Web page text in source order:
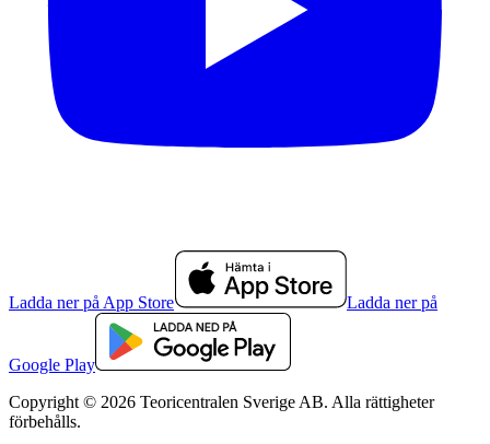
Ladda ner på App Store Ladda ner på
Google Play
Copyright © 2026 Teoricentralen Sverige AB. Alla rättigheter
förbehålls.